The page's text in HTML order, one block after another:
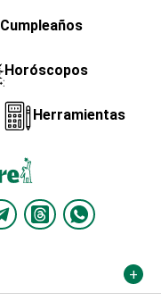
Cumpleaños
Horóscopos
Herramientas